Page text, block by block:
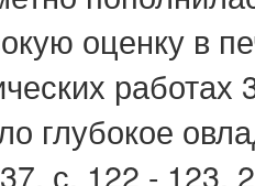
оценку в
глубокое
с. 122 - 123.